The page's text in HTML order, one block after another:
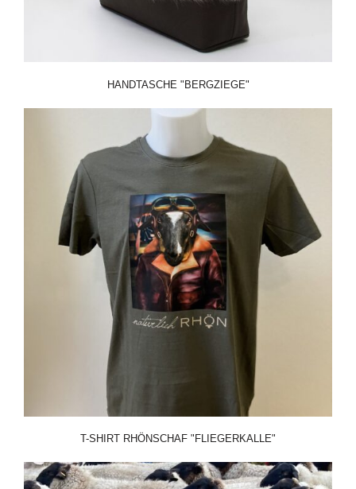
HANDTASCHE "BERGZIEGE"
T-SHIRT RHÖNSCHAF "FLIEGERKALLE"